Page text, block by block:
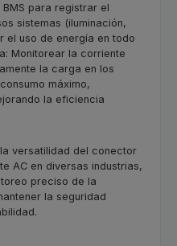
para registrar el
sistemas (iluminación,
el uso de energía en todo
Monitorear la corriente
la carga en los
máximo,
la eficiencia
versatilidad del conector
AC en diversas industrias,
preciso de la
la seguridad